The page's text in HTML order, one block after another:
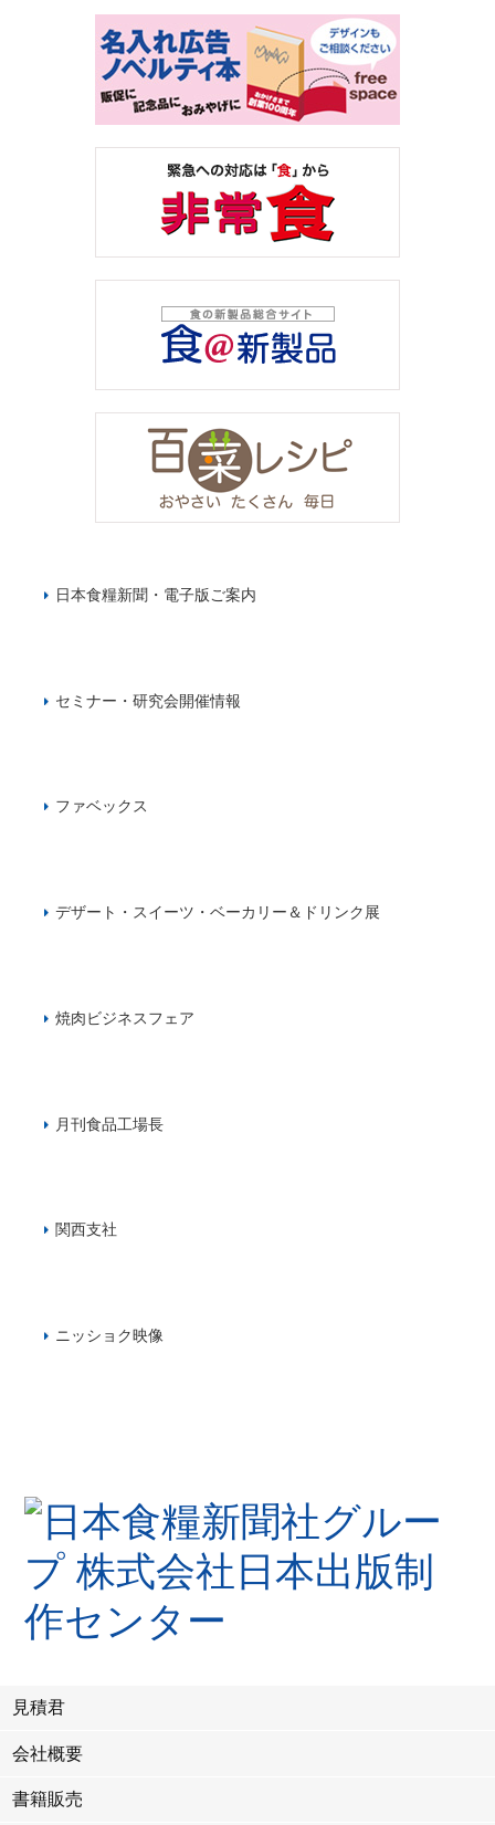
日本食糧新聞・電子版ご案内
セミナー・研究会開催情報
ファベックス
デザート・スイーツ・ベーカリー＆ドリンク展
焼肉ビジネスフェア
月刊食品工場長
関西支社
ニッショク映像
見積君
会社概要
書籍販売